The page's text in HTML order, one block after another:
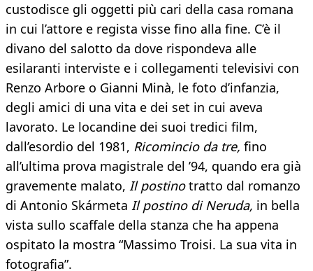
custodisce gli oggetti più cari della casa romana
in cui l’attore e regista visse fino alla fine. C’è il
divano del salotto da dove rispondeva alle
esilaranti interviste e i collegamenti televisivi con
Renzo Arbore o Gianni Minà, le foto d’infanzia,
degli amici di una vita e dei set in cui aveva
lavorato. Le locandine dei suoi tredici film,
dall’esordio del 1981, Ricomincio da tre, fino
all’ultima prova magistrale del ’94, quando era già
gravemente malato, Il postinotratto dal romanzo
di Antonio Skármeta Il postino di Neruda, in bella
vista sullo scaffale della stanza che ha appena
ospitato la mostra “Massimo Troisi. La sua vita in
fotografia”.